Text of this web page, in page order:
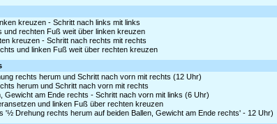
kreuzen - Schritt nach links mit links
und rechten Fuß weit über linken kreuzen
kreuzen - Schritt nach rechts mit rechts
und linken Fuß weit über rechten kreuzen
rechts herum und Schritt nach vorn mit rechts (12 Uhr)
herum und Schritt nach vorn mit rechts
am Ende rechts - Schritt nach vorn mit links (6 Uhr)
und linken Fuß über rechten kreuzen
Drehung rechts herum auf beiden Ballen, Gewicht am Ende rechts' - 12 Uhr)